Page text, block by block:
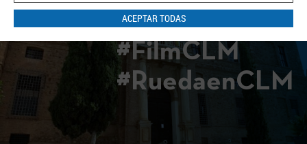
ACEPTAR TODAS
#FilmCLM
#RuedaenCLM